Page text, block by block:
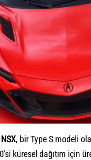
, bir Type S modeli
küresel dağıtım için